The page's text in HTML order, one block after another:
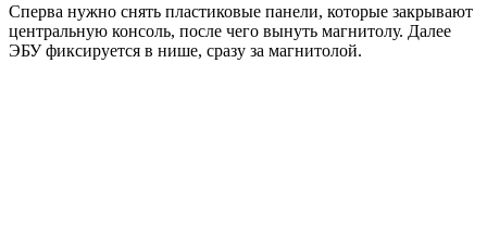
Сперва нужно снять пластиковые панели, которые закрывают
центральную консоль, после чего вынуть магнитолу. Далее
ЭБУ фиксируется в нише, сразу за магнитолой.